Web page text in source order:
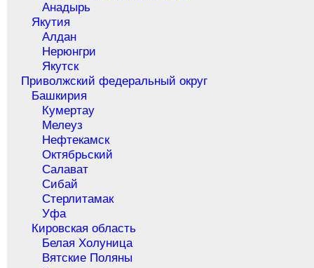
Анадырь
Якутия
Алдан
Нерюнгри
Якутск
Приволжский федеральный округ
Башкирия
Кумертау
Мелеуз
Нефтекамск
Октябрьский
Салават
Сибай
Стерлитамак
Уфа
Кировская область
Белая Холуница
Вятские Поляны